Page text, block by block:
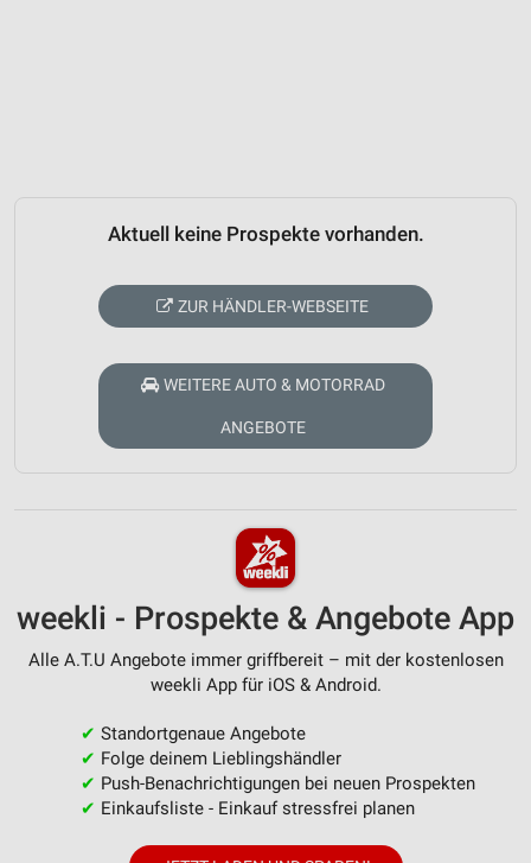
Aktuell keine Prospekte vorhanden.
ZUR HÄNDLER-WEBSEITE
WEITERE AUTO & MOTORRAD
ANGEBOTE
weekli - Prospekte & Angebote App
Alle A.T.U Angebote immer griffbereit – mit der kostenlosen
weekli App für iOS & Android.
✔ Standortgenaue Angebote
✔ Folge deinem Lieblingshändler
✔ Push-Benachrichtigungen bei neuen Prospekten
✔ Einkaufsliste - Einkauf stressfrei planen